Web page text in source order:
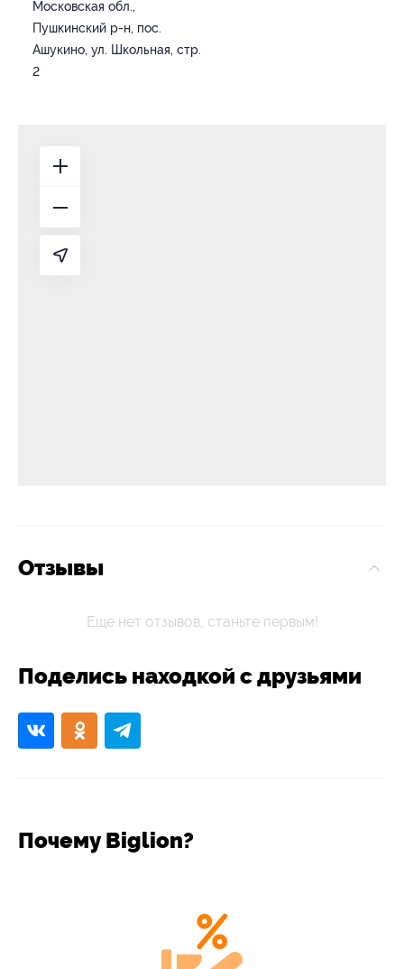
Московская обл.,
Пушкинский р-н, пос.
Ашукино, ул. Школьная, стр.
2
Отзывы
Еще нет отзывов, станьте первым!
Поделись находкой с друзьями
Почему Biglion?